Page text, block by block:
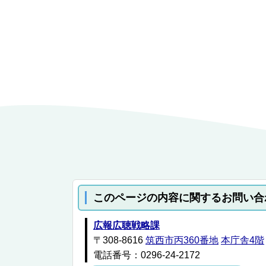
このページの内容に関するお問い
広報広聴戦略課
〒308-8616 筑西市丙360番地 本庁舎4階
電話番号：0296-24-2172